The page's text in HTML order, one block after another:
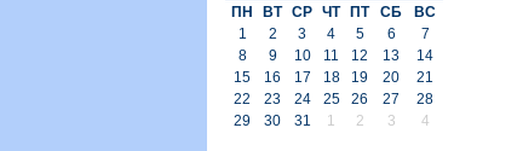
ПН ВТ СР ЧТ ПТ СБ
ВС
1
2 3 4 5 6
7
8
9 10 11 12 13
14
15
16 17 18 19 20
21
22
23 24 25 26 27
28
29
30 31 1 2 3 4